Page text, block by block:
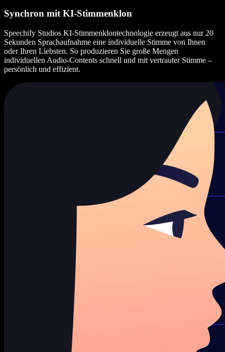
Synchron mit KI-Stimmenklon
Speechify Studios KI-Stimmenklontechnologie erzeugt aus nur 20
Sekunden Sprachaufnahme eine individuelle Stimme von Ihnen
oder Ihren Liebsten. So produzieren Sie große Mengen
individuellen Audio-Contents schnell und mit vertrauter Stimme –
persönlich und effizient.